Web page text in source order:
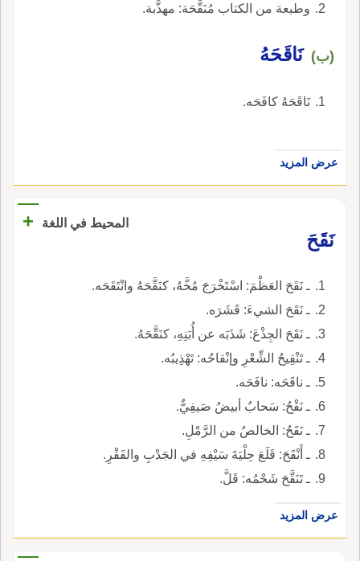
وطبعة من الكتاب مُنَقَّحَة: مهذَّبة.
(ب) نَاقَحَهُ
نَاقَحَهُ كافَحَه.
عرض المزيد
المحيط في اللغة
+
نَقَحَ
ـ نَقَحَ العَظْمَ: اسْتَخْرَجَ مُخَّهُ، كنَقَّحَهُ وانْتَقَحَه.
ـ نَقَحَ الشيءَ: قَشَرَه.
ـ نَقَحَ الجِذْعَ: شَذَبَه عن أُبَنِهِ، كنَقَّحَهُ.
ـ تَنْقِيحُ الشِّعْرِ وإنْقاحُه: تَهْذِيبُه.
ـ ناقَحَه: نافَحَه.
ـ نَقْحُ: سَحابٌ أبيضُ صَيفِيٌّ.
ـ نَقَحُ: الخالصُ من الرَّمْلِ.
ـ أَنْقَحَ: قَلَعَ حِلْيَةَ سَيْفِهِ في الجَدْبِ والفَقْرِ.
ـ تَنَقَّحَ شَحْمُه: قَلَّ.
عرض المزيد